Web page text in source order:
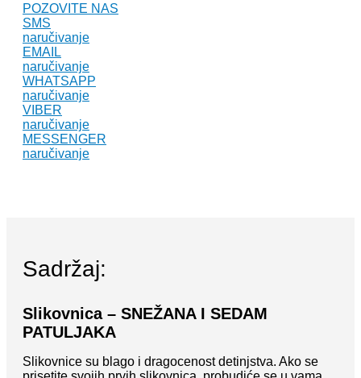
POZOVITE NAS
SMS
naručivanje
EMAIL
naručivanje
WHATSAPP
naručivanje
VIBER
naručivanje
MESSENGER
naručivanje
Sadržaj:
Slikovnica – SNEŽANA I SEDAM
PATULJAKA
Slikovnice su blago i dragocenost detinjstva. Ako se